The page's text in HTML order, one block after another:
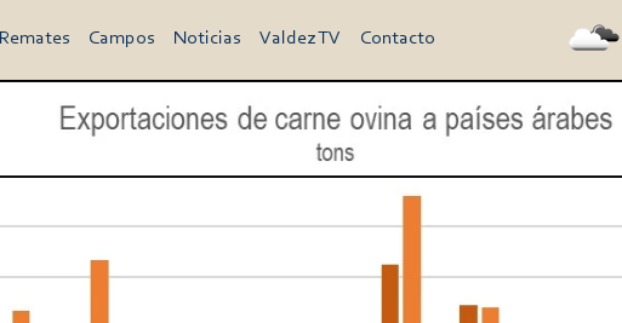
Remates Campos Noticias Valdez TV Contacto